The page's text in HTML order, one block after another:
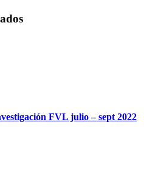
FVL julio – sept 2022